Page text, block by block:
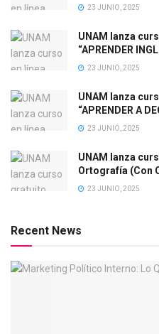
23 JUNIO, 2025
UNAM lanza
“APRENDER
23 JUNIO, 2025
UNAM lanza
“APRENDER A
23 JUNIO, 2025
UNAM lanza
Ortografía (Con
23 JUNIO, 2025
Recent News